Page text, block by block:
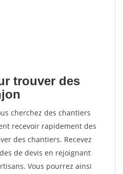
trouver des
cherchez des chantiers
recevoir rapidement des
des chantiers. Recevez
de devis en rejoignant
Vous pourrez ainsi